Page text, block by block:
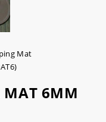
Mat
MAT 6MM